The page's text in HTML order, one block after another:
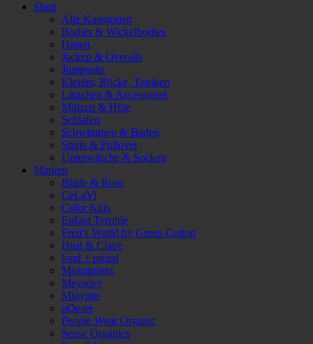
Shop
Alle Kategorien
Bodies & Wickelbodies
Hosen
Jacken & Overalls
Jumpsuits
Kleider, Röcke, Tuniken
Lätzchen & Accessoires
Mützen & Hüte
Schlafen
Schwimmen & Baden
Shirts & Pullover
Unterwäsche & Socken
Marken
Blade & Rose
CeLaVi
Color Kids
Enfant Terrible
Fred’s World by Green Cotton
Hust & Claire
loud + proud
Maxomorra
Meyadey
Minymo
nOeser
People Wear Organic
Sense Organics